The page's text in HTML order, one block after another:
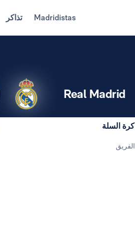
Madridistas تذاكر
Real Madrid
كرة السلة
الفريق